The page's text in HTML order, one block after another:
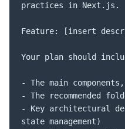
practices in Next.js.
Feature: [insert
Your plan should
- The main
- The recommended
- Key architectural
state management)